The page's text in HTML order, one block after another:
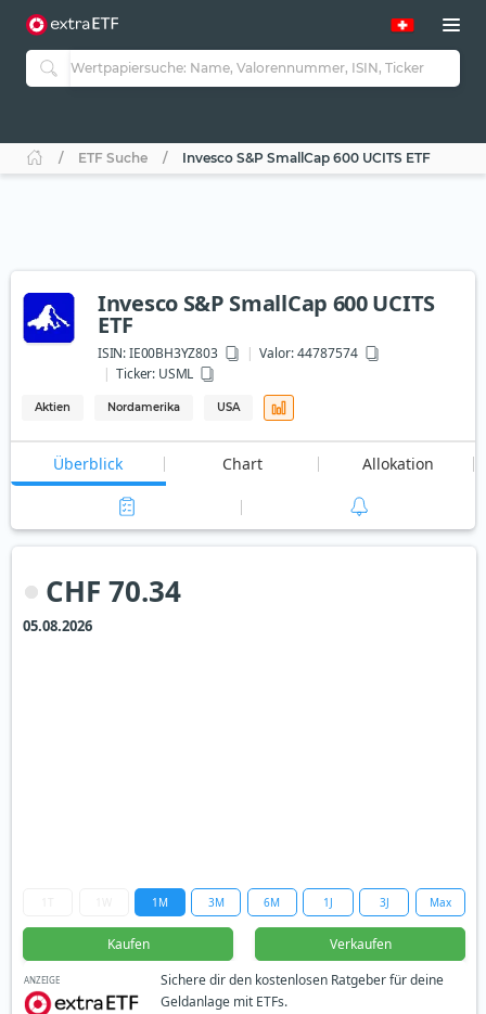
ETF Suche Invesco S&P SmallCap 600 UCITS ETF
Invesco S&P SmallCap 600 UCITS
ETF
ISIN:IE00BH3YZ803
Valor: 44787574
Ticker: USML
Aktien Nordamerika USA
Überblick Chart Allokation
CHF 70.34
05.08.2026
1M 3M 6M 1J 3J Max
Kaufen Verkaufen
ANZEIGE
Sichere dir den kostenlosen Ratgeber für deine
Geldanlage mit ETFs.